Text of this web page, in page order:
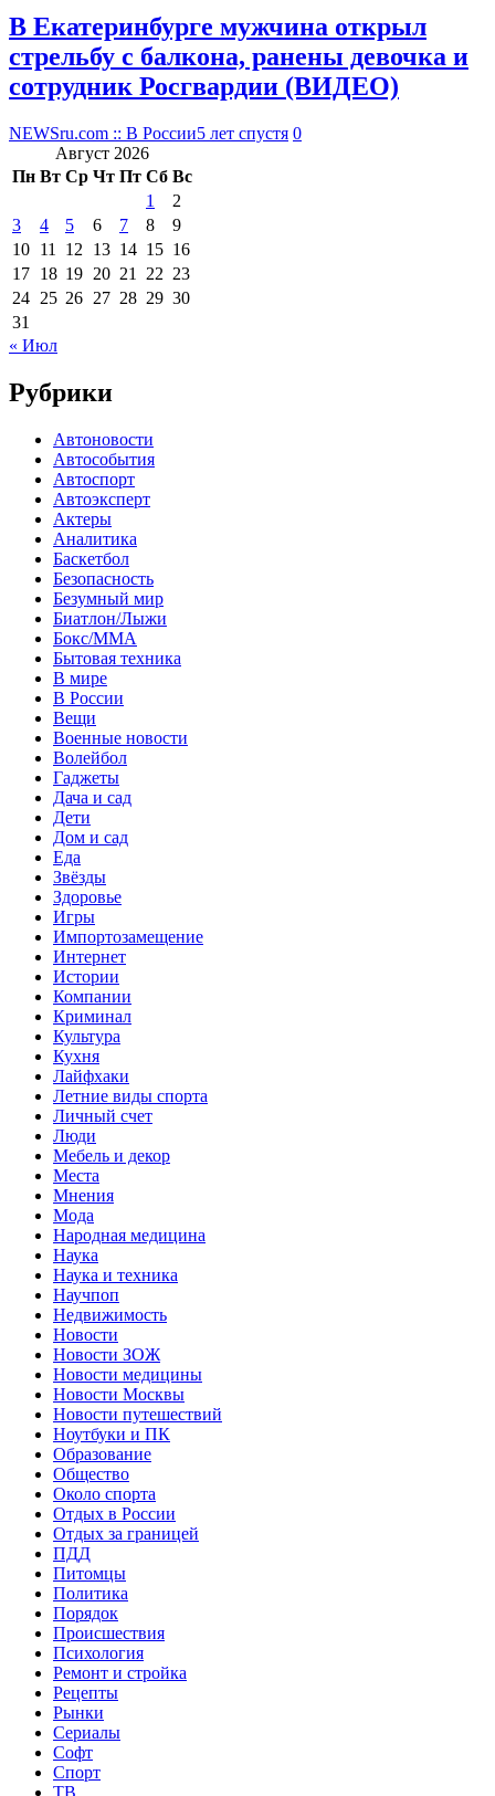
В Екатеринбурге мужчина открыл
стрельбу с балкона, ранены девочка и
сотрудник Росгвардии (ВИДЕО)
NEWSru.com :: В России5 лет спустя 0
Август 2026
Пн Вт Ср Чт Пт Сб Вс
1
2
3
4 5 6 7 8
9
10 11 12 13 14 15 16
17 18 19 20 21 22 23
24 25 26 27 28 29 30
31
« Июл
Рубрики
Автоновости
Автособытия
Автоспорт
Автоэксперт
Актеры
Аналитика
Баскетбол
Безопасность
Безумный мир
Биатлон/Лыжи
Бокс/MMA
Бытовая техника
В мире
В России
Вещи
Военные новости
Волейбол
Гаджеты
Дача и сад
Дети
Дом и сад
Еда
Звёзды
Здоровье
Игры
Импортозамещение
Интернет
Истории
Компании
Криминал
Культура
Кухня
Лайфхаки
Летние виды спорта
Личный счет
Люди
Мебель и декор
Места
Мнения
Мода
Народная медицина
Наука
Наука и техника
Научпоп
Недвижимость
Новости
Новости ЗОЖ
Новости медицины
Новости Москвы
Новости путешествий
Ноутбуки и ПК
Образование
Общество
Около спорта
Отдых в России
Отдых за границей
ПДД
Питомцы
Политика
Порядок
Происшествия
Психология
Ремонт и стройка
Рецепты
Рынки
Сериалы
Софт
Спорт
ТВ